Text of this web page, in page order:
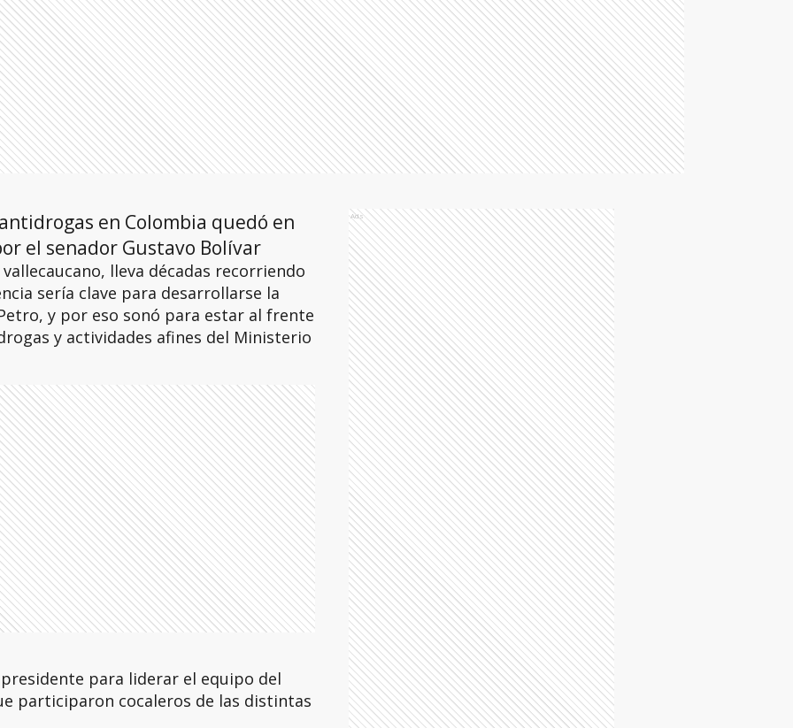
en Colombia quedó en
el senador Gustavo Bolívar
lleva décadas recorriendo
sería clave para desarrollarse la
y por eso sonó para estar al frente
y actividades afines del Ministerio
para liderar el equipo del
participaron cocaleros de las distintas
Ads